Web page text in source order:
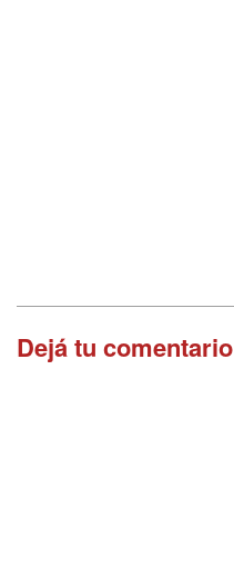
Dejá tu comentario